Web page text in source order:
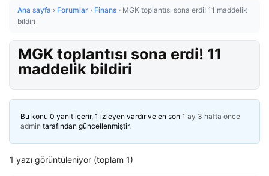
Ana sayfa › Forumlar › Finans › MGK toplantısı sona erdi! 11 maddelik
bildiri
MGK toplantısı sona erdi! 11
maddelik bildiri
Bu konu 0 yanıt içerir, 1 izleyen vardır ve en son 1 ay 3 hafta önce
admin tarafından güncellenmiştir.
1 yazı görüntüleniyor (toplam 1)